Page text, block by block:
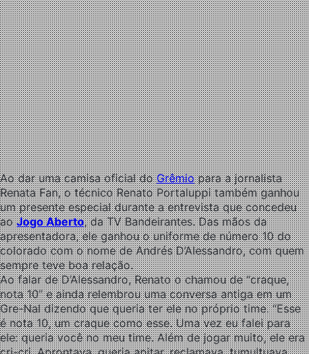
Ao dar uma camisa oficial doGrêmiopara a jornalista
Renata Fan, o técnico Renato Portaluppi também ganhou
um presente especial durante a entrevista que concedeu
aoJogo Aberto, da TV Bandeirantes. Das mãos da
apresentadora, ele ganhou o uniforme de número 10 do
colorado com o nome de Andrés D’Alessandro, com quem
sempre teve boa relação.
Ao falar de D’Alessandro, Renato o chamou de “craque,
nota 10” e ainda relembrou uma conversa antiga em um
Gre-Nal dizendo que queria ter ele no próprio time. “Esse
é nota 10, um craque como esse. Uma vez eu falei para
ele: queria você no meu time. Além de jogar muito, ele era